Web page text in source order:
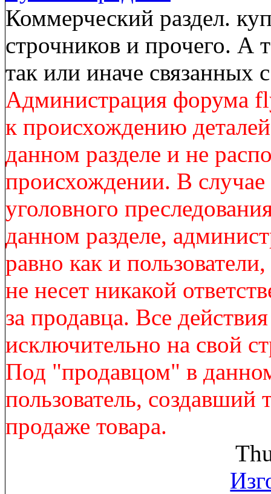
Коммерческий раздел.
строчников и прочего. А
так или иначе
Администрация форума
к происхождению
данном разделе и не
происхождении. В
уголовного
данном разделе,
равно как и
не несет никакой
за продавца. Все
исключительно на свой
Под "продавцом" в
пользователь,
продаже товара.